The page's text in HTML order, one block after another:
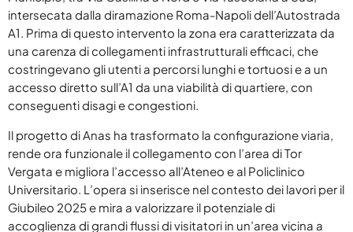
Dicembre 2023
Novembre 2023
Abruzzo
Amore e relazioni
Attualità
intersecata dalla diramazione Roma-Napoli dell’Autostrada
A1. Prima di questo intervento la zona era caratterizzata da
una carenza di collegamenti infrastrutturali efficaci, che
costringevano gli utenti a percorsi lunghi e tortuosi e a un
accesso diretto sull’A1 da una viabilità di quartiere, con
conseguenti disagi e congestioni.
Il progetto di Anas ha trasformato la configurazione viaria,
rende ora funzionale il collegamento con l’area di Tor
Vergata e migliora l’accesso all’Ateneo e al Policlinico
Universitario. L’opera si inserisce nel contesto dei lavori per il
Giubileo 2025 e mira a valorizzare il potenziale di
accoglienza di grandi flussi di visitatori in un’area vicina a